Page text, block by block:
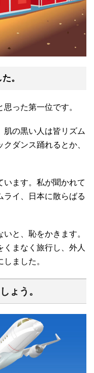
。
った第一位です。
肌の黒い人は皆リズム
ダンス踊れるとか、
います。私が聞かれて
ライ、日本に散らばる
と、恥をかきます。
まなく旅行し、外人
ました。
ょう。